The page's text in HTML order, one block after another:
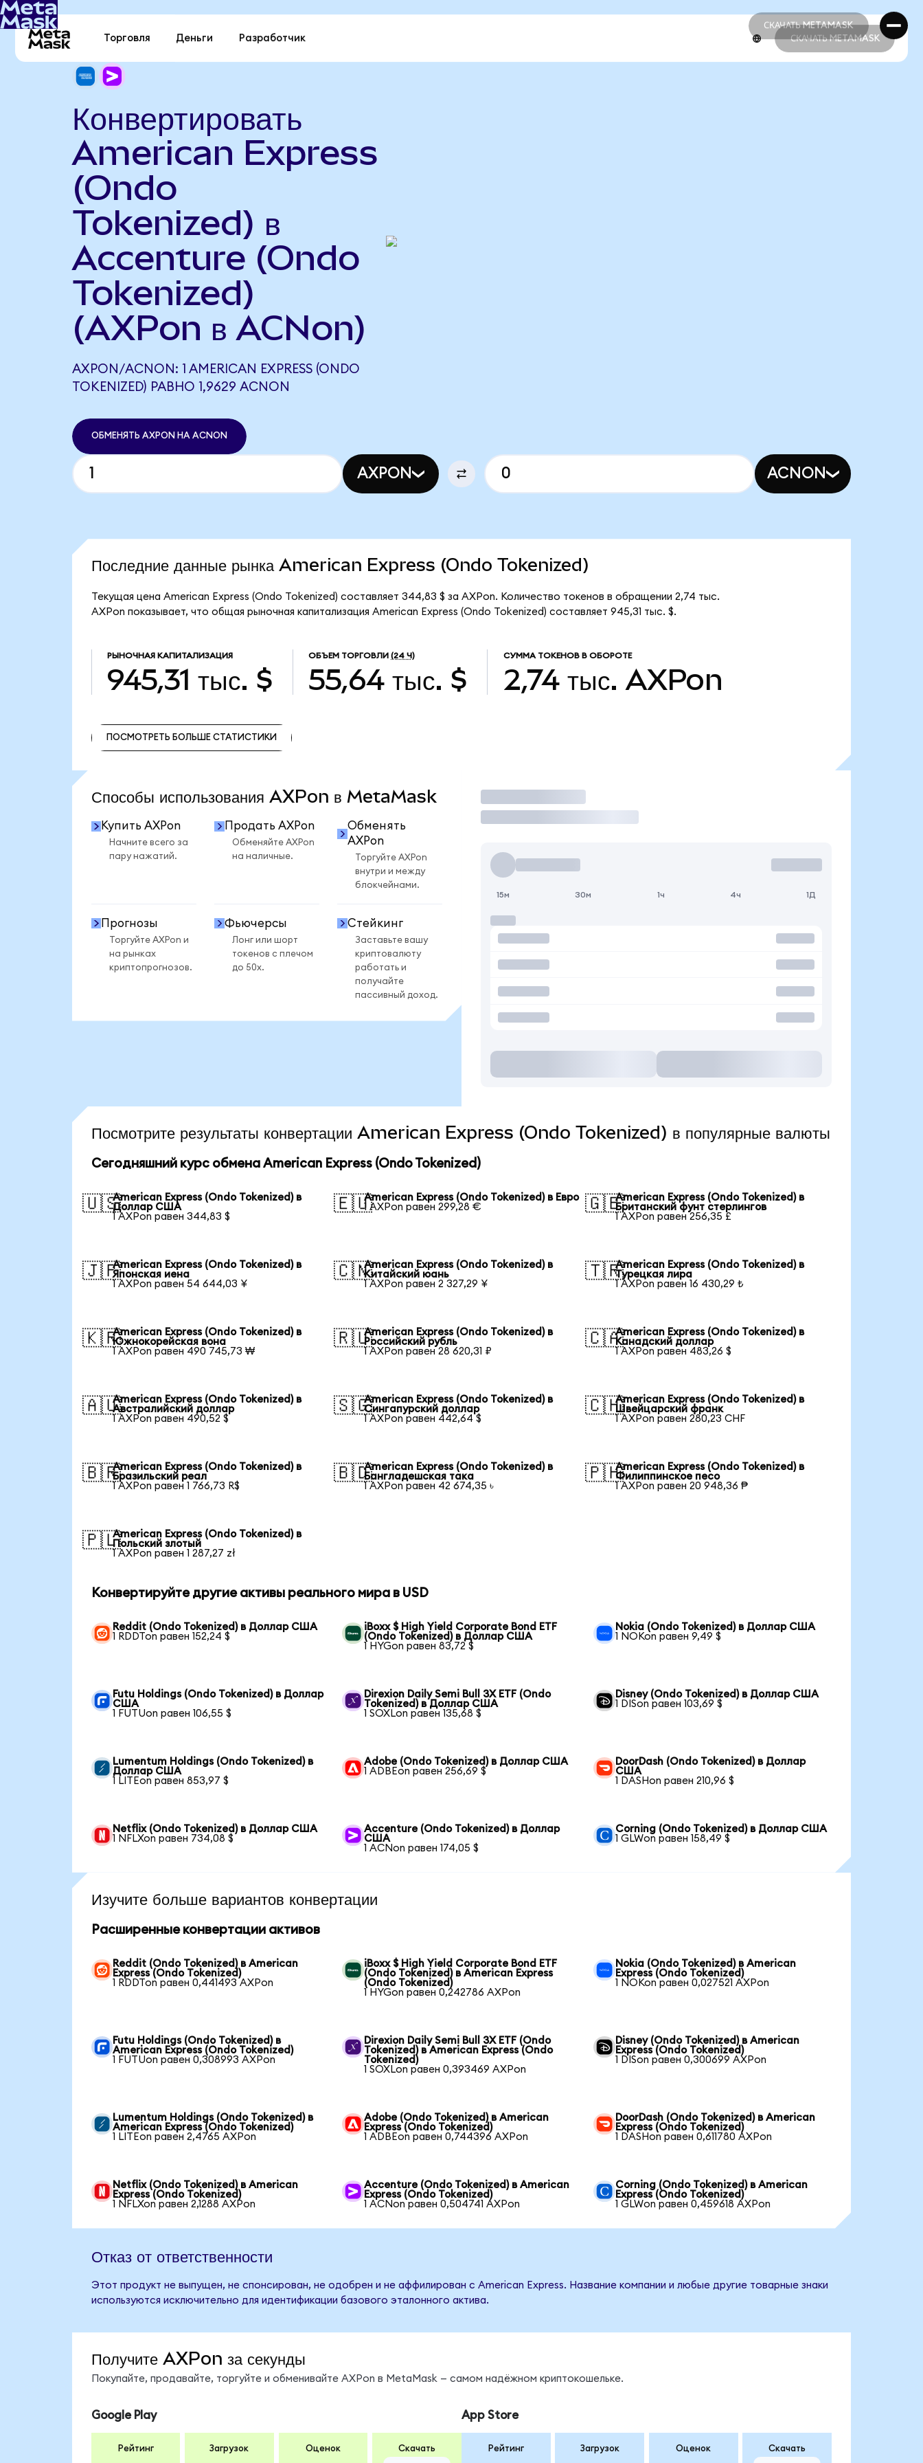
СКАЧАТЬ METAMASK
СКАЧАТЬ METAMASK
Торговля Деньги Разработчик СКАЧАТЬ METAMASK
Конвертировать
American Express
(Ondo
Tokenized) в
Accenture (Ondo
Tokenized)
(AXPon в ACNon)
AXPON/ACNON: 1 AMERICAN EXPRESS (ONDO
TOKENIZED) РАВНО 1,9629 ACNON
ОБМЕНЯТЬ AXPON НА ACNON
AXPON ACNON
Последние данные рынка American Express (Ondo Tokenized)
Текущая цена American Express (Ondo Tokenized) составляет 344,83 $ за AXPon. Количество токенов в обращении 2,74 тыс.
AXPon показывает, что общая рыночная капитализация American Express (Ondo Tokenized) составляет 945,31 тыс. $.
РЫНОЧНАЯ КАПИТАЛИЗАЦИЯ
945,31 тыс. $
ОБЪЕМ ТОРГОВЛИ (24 Ч)
55,64 тыс. $
СУММА ТОКЕНОВ В ОБОРОТЕ
2,74 тыс. AXPon
ПОСМОТРЕТЬ БОЛЬШЕ СТАТИСТИКИ
Способы использования AXPon в MetaMask
Купить AXPon
Начните всего за
пару нажатий.
Продать AXPon
Обменяйте AXPon
на наличные.
Обменять
AXPon
Торгуйте AXPon
внутри и между
блокчейнами.
Прогнозы
Торгуйте AXPon и
на рынках
криптопрогнозов.
Фьючерсы
Лонг или шорт
токенов с плечом
до 50x.
Стейкинг
Заставьте вашу
криптовалюту
работать и
получайте
пассивный доход.
Торговать
15м 30м 1ч 4ч 1Д
Посмотрите результаты конвертации American Express (Ondo Tokenized) в популярные валюты
Сегодняшний курс обмена American Express (Ondo Tokenized)
🇺🇸American Express (Ondo Tokenized) в
Доллар США
1 AXPon равен 344,83 $
🇪🇺American Express (Ondo Tokenized) в Евро
1 AXPon равен 299,28 €
🇬🇧American Express (Ondo Tokenized) в
Британский фунт стерлингов
1 AXPon равен 256,35 £
🇯🇵American Express (Ondo Tokenized) в
Японская иена
1 AXPon равен 54 644,03 ¥
🇨🇳American Express (Ondo Tokenized) в
Китайский юань
1 AXPon равен 2 327,29 ¥
🇹🇷American Express (Ondo Tokenized) в
Турецкая лира
1 AXPon равен 16 430,29 ₺
🇰🇷American Express (Ondo Tokenized) в
Южнокорейская вона
1 AXPon равен 490 745,73 ₩
🇷🇺American Express (Ondo Tokenized) в
Российский рубль
1 AXPon равен 28 620,31 ₽
🇨🇦American Express (Ondo Tokenized) в
Канадский доллар
1 AXPon равен 483,26 $
🇦🇺American Express (Ondo Tokenized) в
Австралийский доллар
1 AXPon равен 490,52 $
🇸🇬American Express (Ondo Tokenized) в
Сингапурский доллар
1 AXPon равен 442,64 $
🇨🇭American Express (Ondo Tokenized) в
Швейцарский франк
1 AXPon равен 280,23 CHF
🇧🇷American Express (Ondo Tokenized) в
Бразильский реал
1 AXPon равен 1 766,73 R$
🇧🇩American Express (Ondo Tokenized) в
Бангладешская така
1 AXPon равен 42 674,35 ৳
🇵🇭American Express (Ondo Tokenized) в
Филиппинское песо
1 AXPon равен 20 948,36 ₱
🇵🇱American Express (Ondo Tokenized) в
Польский злотый
1 AXPon равен 1 287,27 zł
Конвертируйте другие активы реального мира в USD
Reddit (Ondo Tokenized) в Доллар США
1 RDDTon равен 152,24 $
iBoxx $ High Yield Corporate Bond ETF
(Ondo Tokenized) в Доллар США
1 HYGon равен 83,72 $
Nokia (Ondo Tokenized) в Доллар США
1 NOKon равен 9,49 $
Futu Holdings (Ondo Tokenized) в Доллар
США
1 FUTUon равен 106,55 $
Direxion Daily Semi Bull 3X ETF (Ondo
Tokenized) в Доллар США
1 SOXLon равен 135,68 $
Disney (Ondo Tokenized) в Доллар США
1 DISon равен 103,69 $
Lumentum Holdings (Ondo Tokenized) в
Доллар США
1 LITEon равен 853,97 $
Adobe (Ondo Tokenized) в Доллар США
1 ADBEon равен 256,69 $
DoorDash (Ondo Tokenized) в Доллар
США
1 DASHon равен 210,96 $
Netflix (Ondo Tokenized) в Доллар США
1 NFLXon равен 734,08 $
Accenture (Ondo Tokenized) в Доллар
США
1 ACNon равен 174,05 $
Corning (Ondo Tokenized) в Доллар США
1 GLWon равен 158,49 $
Изучите больше вариантов конвертации
Расширенные конвертации активов
Reddit (Ondo Tokenized) в American
Express (Ondo Tokenized)
1 RDDTon равен 0,441493 AXPon
iBoxx $ High Yield Corporate Bond ETF
(Ondo Tokenized) в American Express
(Ondo Tokenized)
1 HYGon равен 0,242786 AXPon
Nokia (Ondo Tokenized) в American
Express (Ondo Tokenized)
1 NOKon равен 0,027521 AXPon
Futu Holdings (Ondo Tokenized) в
American Express (Ondo Tokenized)
1 FUTUon равен 0,308993 AXPon
Direxion Daily Semi Bull 3X ETF (Ondo
Tokenized) в American Express (Ondo
Tokenized)
1 SOXLon равен 0,393469 AXPon
Disney (Ondo Tokenized) в American
Express (Ondo Tokenized)
1 DISon равен 0,300699 AXPon
Lumentum Holdings (Ondo Tokenized) в
American Express (Ondo Tokenized)
1 LITEon равен 2,4765 AXPon
Adobe (Ondo Tokenized) в American
Express (Ondo Tokenized)
1 ADBEon равен 0,744396 AXPon
DoorDash (Ondo Tokenized) в American
Express (Ondo Tokenized)
1 DASHon равен 0,611780 AXPon
Netflix (Ondo Tokenized) в American
Express (Ondo Tokenized)
1 NFLXon равен 2,1288 AXPon
Accenture (Ondo Tokenized) в American
Express (Ondo Tokenized)
1 ACNon равен 0,504741 AXPon
Corning (Ondo Tokenized) в American
Express (Ondo Tokenized)
1 GLWon равен 0,459618 AXPon
Отказ от ответственности
Этот продукт не выпущен, не спонсирован, не одобрен и не аффилирован с American Express. Название компании и любые другие товарные знаки
используются исключительно для идентификации базового эталонного актива.
Получите AXPon за секунды
Покупайте, продавайте, торгуйте и обменивайте AXPon в MetaMask — самом надёжном криптокошельке.
Google Play
Рейтинг Загрузок Оценок Скачать
App Store
Рейтинг Загрузок Оценок Скачать